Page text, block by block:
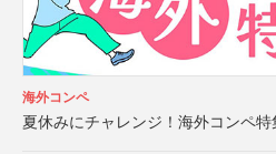
海外コンペ
夏休みにチャレンジ！海外コンペ特